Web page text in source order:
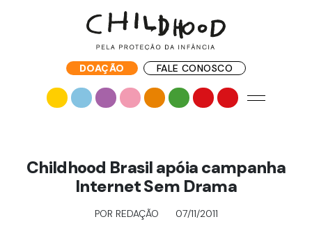
DOAÇÃO FALE CONOSCO
Childhood Brasil apóia campanha
Internet Sem Drama
POR REDAÇÃO 07/11/2011